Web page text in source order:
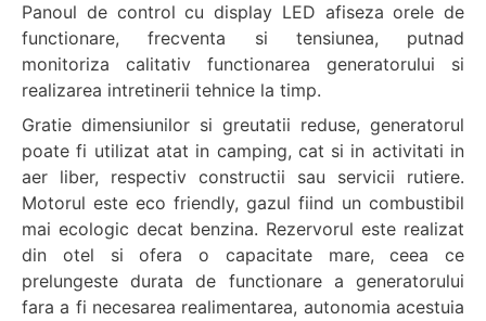
Panoul de control cu display LED afiseza orele de
functionare, frecventa si tensiunea, putnad
monitoriza calitativ functionarea generatorului si
realizarea intretinerii tehnice la timp.
Gratie dimensiunilor si greutatii reduse, generatorul
poate fi utilizat atat in camping, cat si in activitati in
aer liber, respectiv constructii sau servicii rutiere.
Motorul este eco friendly, gazul fiind un combustibil
mai ecologic decat benzina. Rezervorul este realizat
din otel si ofera o capacitate mare, ceea ce
prelungeste durata de functionare a generatorului
fara a fi necesarea realimentarea, autonomia acestuia